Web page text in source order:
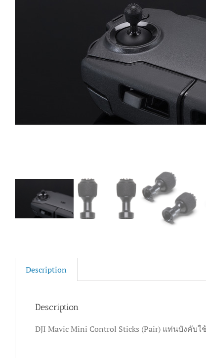
Description
Description
DJI Mavic Mini Control Sticks (Pair) แท่นบังคับ